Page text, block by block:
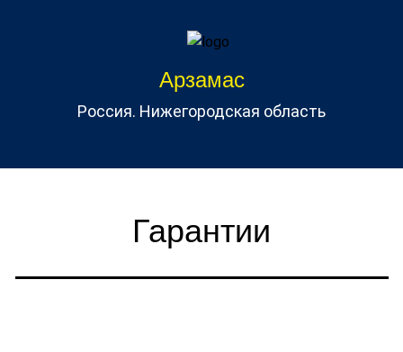
Арзамас
Россия. Нижегородская область
Гарантии